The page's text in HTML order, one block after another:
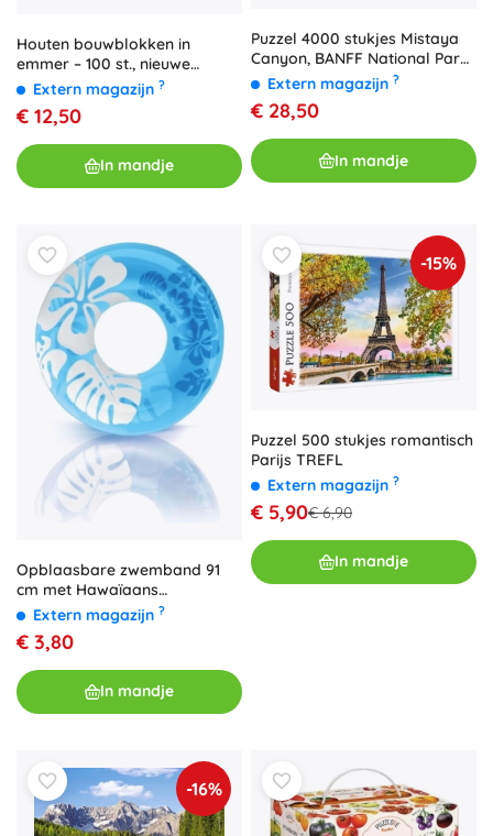
Houten bouwblokken in
emmer – 100 st., nieuwe
kleuren
Extern magazijn ?
€ 12,50
In mandje
Puzzel 4000 stukjes Mistaya
Canyon, BANFF National Park,
Canada
Extern magazijn ?
€ 28,50
In mandje
Opblaasbare zwemband 91
cm met Hawaïaans
bloemenmotief INTEX
Extern magazijn ?
€ 3,80
In mandje
-15%
Puzzel 500 stukjes romantisch
Parijs TREFL
Extern magazijn ?
€ 5,90€ 6,90
In mandje
-16%